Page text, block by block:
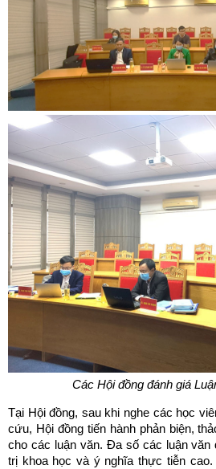
Các Hội đồng đánh giá
Tại Hội đồng, sau khi nghe các học
cứu, Hội đồng tiến hành phản biện,
cho các luận văn. Đa số các luận văn
trị khoa học và ý nghĩa thực tiễn